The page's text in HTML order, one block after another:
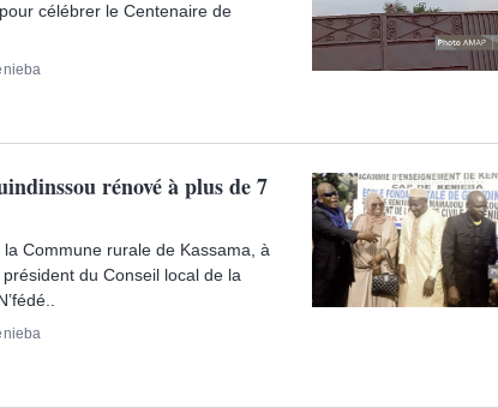
célébrer le Centenaire de
rénové à plus de 7
Commune rurale de Kassama, à
du Conseil local de la